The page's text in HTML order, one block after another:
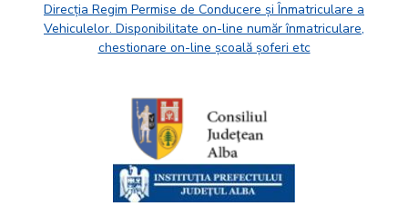
Direcția Regim Permise de Conducere și Înmatriculare a
Vehiculelor. Disponibilitate on-line număr înmatriculare,
chestionare on-line școală șoferi etc